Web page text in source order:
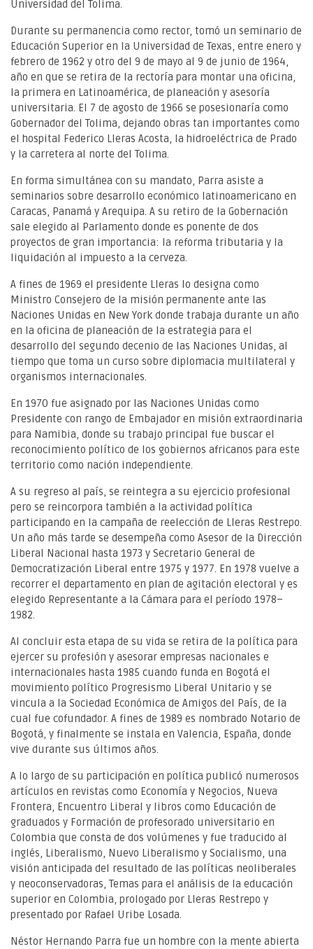
Universidad del Tolima.
Durante su permanencia como rector, tomó un seminario de
Educación Superior en la Universidad de Texas, entre enero y
febrero de 1962 y otro del 9 de mayo al 9 de junio de 1964,
año en que se retira de la rectoría para montar una oficina,
la primera en Latinoamérica, de planeación y asesoría
universitaria. El 7 de agosto de 1966 se posesionaría como
Gobernador del Tolima, dejando obras tan importantes como
el hospital Federico Lleras Acosta, la hidroeléctrica de Prado
y la carretera al norte del Tolima.
En forma simultánea con su mandato, Parra asiste a
seminarios sobre desarrollo económico latinoamericano en
Caracas, Panamá y Arequipa. A su retiro de la Gobernación
sale elegido al Parlamento donde es ponente de dos
proyectos de gran importancia: la reforma tributaria y la
liquidación al impuesto a la cerveza.
A fines de 1969 el presidente Lleras lo designa como
Ministro Consejero de la misión permanente ante las
Naciones Unidas en New York donde trabaja durante un año
en la oficina de planeación de la estrategia para el
desarrollo del segundo decenio de las Naciones Unidas, al
tiempo que toma un curso sobre diplomacia multilateral y
organismos internacionales.
En 1970 fue asignado por las Naciones Unidas como
Presidente con rango de Embajador en misión extraordinaria
para Namibia, donde su trabajo principal fue buscar el
reconocimiento político de los gobiernos africanos para este
territorio como nación independiente.
A su regreso al país, se reintegra a su ejercicio profesional
pero se reincorpora también a la actividad política
participando en la campaña de reelección de Lleras Restrepo.
Un año más tarde se desempeña como Asesor de la Dirección
Liberal Nacional hasta 1973 y Secretario General de
Democratización Liberal entre 1975 y 1977. En 1978 vuelve a
recorrer el departamento en plan de agitación electoral y es
elegido Representante a la Cámara para el período 1978–
1982.
Al concluir esta etapa de su vida se retira de la política para
ejercer su profesión y asesorar empresas nacionales e
internacionales hasta 1985 cuando funda en Bogotá el
movimiento político Progresismo Liberal Unitario y se
vincula a la Sociedad Económica de Amigos del País, de la
cual fue cofundador. A fines de 1989 es nombrado Notario de
Bogotá, y finalmente se instala en Valencia, España, donde
vive durante sus últimos años.
A lo largo de su participación en política publicó numerosos
artículos en revistas como Economía y Negocios, Nueva
Frontera, Encuentro Liberal y libros como Educación de
graduados y Formación de profesorado universitario en
Colombia que consta de dos volúmenes y fue traducido al
inglés, Liberalismo, Nuevo Liberalismo y Socialismo, una
visión anticipada del resultado de las políticas neoliberales
y neoconservadoras, Temas para el análisis de la educación
superior en Colombia, prologado por Lleras Restrepo y
presentado por Rafael Uribe Losada.
Néstor Hernando Parra fue un hombre con la mente abierta